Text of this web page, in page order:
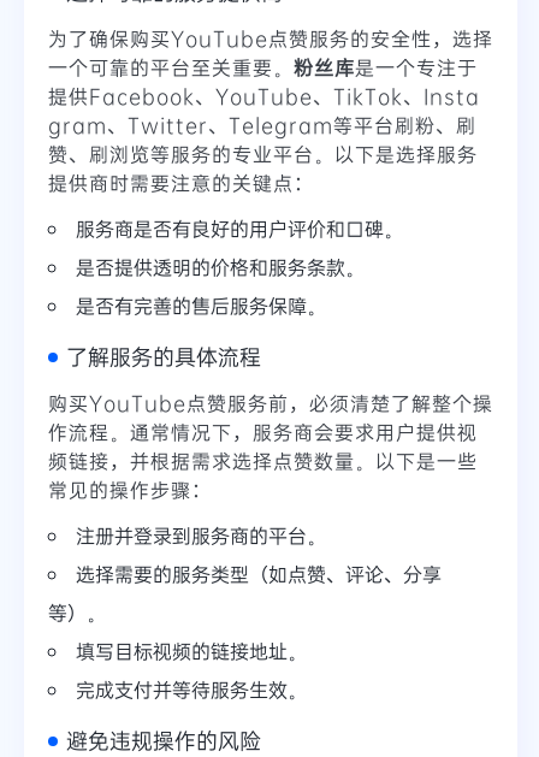
为了确保购买YouTube点赞服务的安全性，选择
一个可靠的平台至关重要。 粉丝库是一个专注于
提供Facebook、YouTube、TikTok、Insta
gram、Twitter、Telegram等平台刷粉、刷
赞、刷浏览等服务的专业平台。以下是选择服务
提供商时需要注意的关键点：
服务商是否有良好的用户评价和口碑。
是否提供透明的价格和服务条款。
是否有完善的售后服务保障。
了解服务的具体流程
购买YouTube点赞服务前，必须清楚了解整个操
作流程。通常情况下，服务商会要求用户提供视
频链接，并根据需求选择点赞数量。以下是一些
常见的操作步骤：
注册并登录到服务商的平台。
选择需要的服务类型（如点赞、评论、分享
等）。
填写目标视频的链接地址。
完成支付并等待服务生效。
避免违规操作的风险